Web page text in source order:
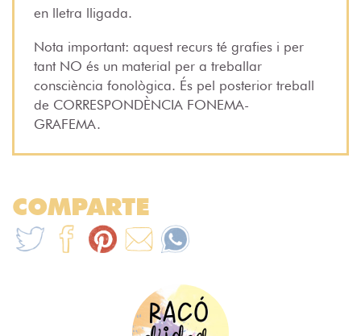
en lletra lligada.
Nota important: aquest recurs té grafies i per
tant NO és un material per a treballar
consciència fonològica. És pel posterior treball
de CORRESPONDÈNCIA FONEMA-
GRAFEMA.
COMPARTE